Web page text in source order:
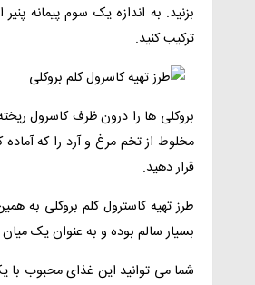
بزنید. به اندازه یک سوم پیمانه
ترکیب کنید.
بروکلی‌ ها را درون ظرف کاسرول
مخلوط از تخم مرغ و آرد را که آماده
قرار دهید.
طرز تهیه کاسترول کلم بروکلی به
بسیار سالم بوده و به عنوان یک
شما می توانید این غذای محبوب